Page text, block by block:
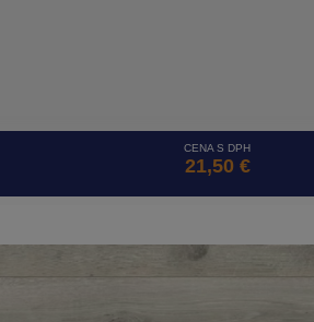
CENA S DPH
21,50 €